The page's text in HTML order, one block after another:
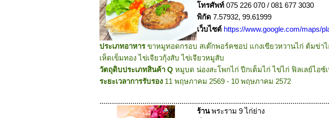
โทรศัพท์ 075 226 070 / 081 677 3030
พิกัด 7.57932, 99.61999
เว็บไซต์ https://www.google.com/maps/
ประเภทอาหารขาหมูทอดกรอบ สเต๊กพอร์คชอป แกงเขียวหวานไก่ ต้มข่า
เห็ดเข็มทอง ไข่เจียวกุ้งสับ ไข่เจียวหมูสับ
วัตถุดิบประเภทสินค้า Q หมูบด น่องสะโพกไก่ ปีกเต็มไก่ ไข่ไก่ ฟิลเลย์ไอซ์
ระยะเวลาการรับรอง 11 พฤษภาคม 2569 - 10 พฤษภาคม 2572
ร้านพระราม 9 ไก่ย่าง